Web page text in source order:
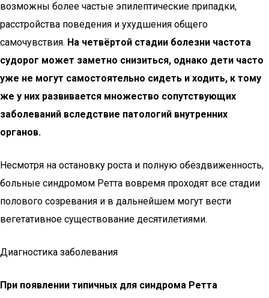
возможны более частые эпилептические припадки,
расстройства поведения и ухудшения общего
самочувствия. На четвёртой стадии болезни частота
судорог может заметно снизиться, однако дети часто
уже не могут самостоятельно сидеть и ходить, к тому
же у них развивается множество сопутствующих
заболеваний вследствие патологий внутренних
органов.
Несмотря на остановку роста и полную обездвиженность,
больные синдромом Ретта вовремя проходят все стадии
полового созревания и в дальнейшем могут вести
вегетативное существование десятилетиями.
Диагностика заболевания
При появлении типичных для синдрома Ретта